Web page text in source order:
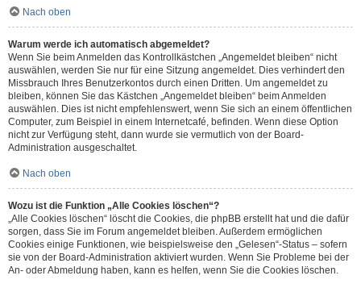
Nach oben
Warum werde ich automatisch abgemeldet?
Wenn Sie beim Anmelden das Kontrollkästchen „Angemeldet bleiben“ nicht
auswählen, werden Sie nur für eine Sitzung angemeldet. Dies verhindert den
Missbrauch Ihres Benutzerkontos durch einen Dritten. Um angemeldet zu
bleiben, können Sie das Kästchen „Angemeldet bleiben“ beim Anmelden
auswählen. Dies ist nicht empfehlenswert, wenn Sie sich an einem öffentlichen
Computer, zum Beispiel in einem Internetcafé, befinden. Wenn diese Option
nicht zur Verfügung steht, dann wurde sie vermutlich von der Board-
Administration ausgeschaltet.
Nach oben
Wozu ist die Funktion „Alle Cookies löschen“?
„Alle Cookies löschen“ löscht die Cookies, die phpBB erstellt hat und die dafür
sorgen, dass Sie im Forum angemeldet bleiben. Außerdem ermöglichen
Cookies einige Funktionen, wie beispielsweise den „Gelesen“-Status – sofern
sie von der Board-Administration aktiviert wurden. Wenn Sie Probleme bei der
An- oder Abmeldung haben, kann es helfen, wenn Sie die Cookies löschen.